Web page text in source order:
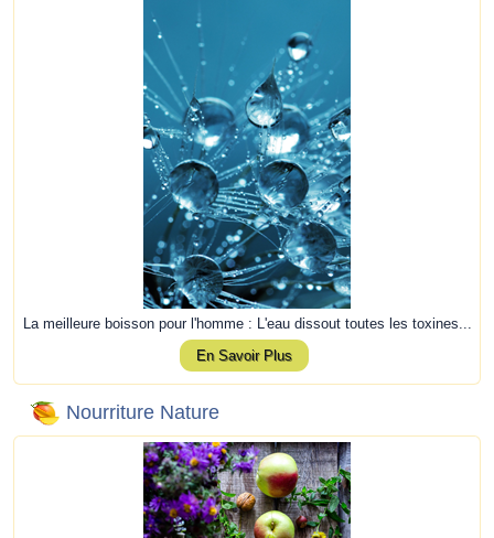
La meilleure boisson pour l'homme : L'eau dissout toutes les toxines...
En Savoir Plus
Nourriture Nature